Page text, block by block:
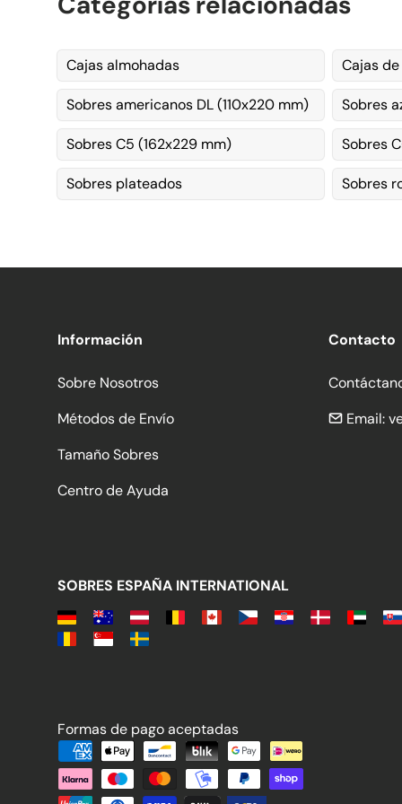
Cajas almohadas Cajas
Sobres americanos DL (110x220 mm) Sobres
Sobres C5 (162x229 mm) Sobres
Sobres plateados Sobres
Información
Sobre Nosotros
Métodos de Envío
Tamaño Sobres
Centro de Ayuda
Contacto
Email:
SOBRES ESPAÑA INTERNATIONAL
Formas de pago aceptadas
Formas de pago aceptadas